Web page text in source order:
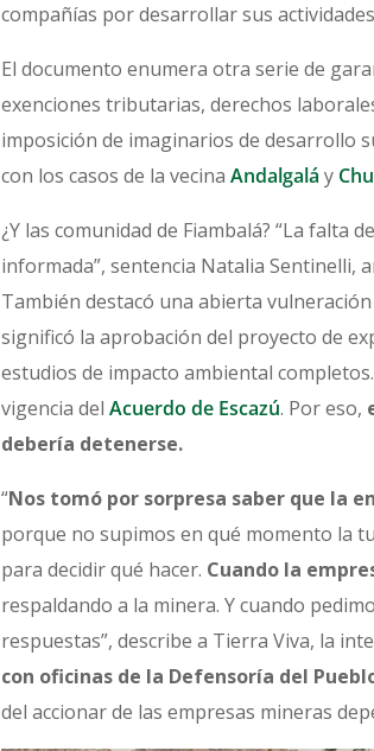
compañías por desarrollar sus
El documento enumera otra serie de
exenciones tributarias, derechos
imposición de imaginarios de desarrollo
con los casos de la vecina Andalgalá y
¿Y las comunidad de Fiambalá? “La
informada”, sentencia Natalia Sentinelli,
También destacó una abierta vulneración
significó la aprobación del proyecto de
estudios de impacto ambiental
vigencia del Acuerdo de Escazú. Por eso,
debería detenerse.
“Nos tomó por sorpresa saber que la
porque no supimos en qué momento la
para decidir qué hacer. Cuando la
respaldando a la minera. Y cuando
respuestas”, describe a Tierra Viva, la
con oficinas de la Defensoría del
del accionar de las empresas mineras